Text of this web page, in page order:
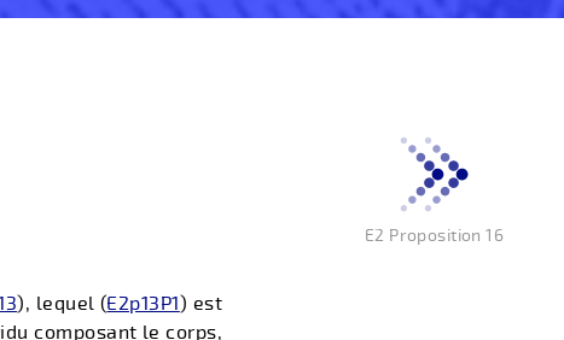
E2 Proposition 16
), lequel (E2p13P1) est
composant le corps,